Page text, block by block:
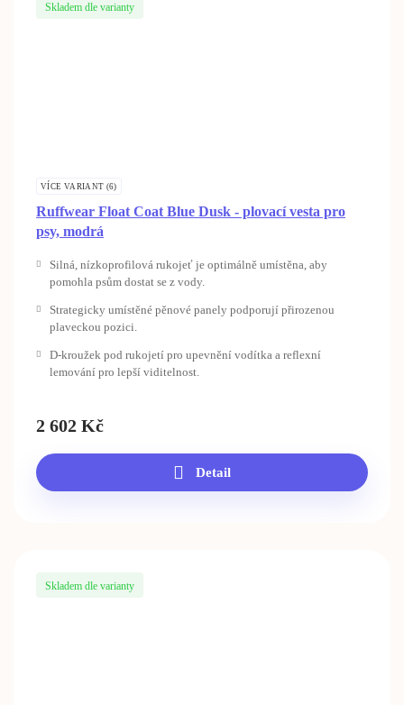
VÍCE VARIANT (6)
Ruffwear Float Coat Blue Dusk - plovací vesta pro
psy, modrá
Skladem dle varianty
Silná, nízkoprofilová rukojeť je optimálně umístěna, aby
pomohla psům dostat se z vody.
Strategicky umístěné pěnové panely podporují přirozenou
plaveckou pozici.
D-kroužek pod rukojetí pro upevnění vodítka a reflexní
lemování pro lepší viditelnost.
2 602 Kč
Detail
Skladem dle varianty